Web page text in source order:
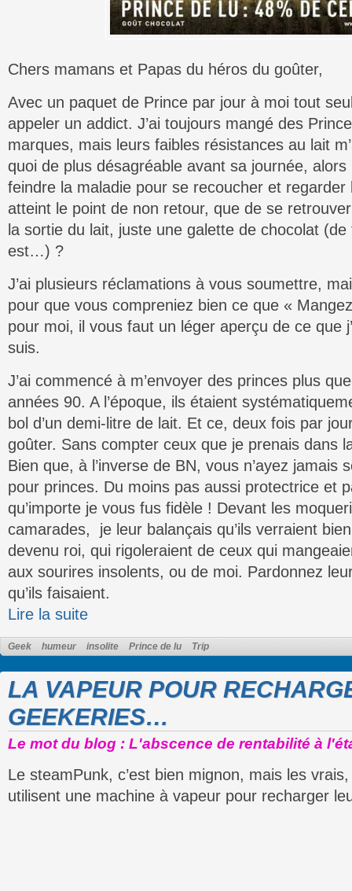
Chers mamans et Papas du héros du goûter,
Avec un paquet de Prince par jour à moi tout
appeler un addict. J’ai toujours mangé des
marques, mais leurs faibles résistances au lait
quoi de plus désagréable avant sa journée, alors
feindre la maladie pour se recoucher et regarder
atteint le point de non retour, que de se
la sortie du lait, juste une galette de chocolat
est…) ?
J’ai plusieurs réclamations à vous soumettre,
pour que vous compreniez bien ce que «
pour moi, il vous faut un léger aperçu de ce que
suis.
J’ai commencé à m’envoyer des princes plus
années 90. A l’époque, ils étaient
bol d’un demi-litre de lait. Et ce, deux fois par
goûter. Sans compter ceux que je prenais dans
Bien que, à l’inverse de BN, vous n’ayez jamais
pour princes. Du moins pas aussi protectrice et
qu’importe je vous fus fidèle ! Devant les
camarades, je leur balançais qu’ils verraient
devenu roi, qui rigoleraient de ceux qui
aux sourires insolents, ou de moi. Pardonnez
qu’ils faisaient.
Lire la suite
Geek humeur insolite Prince de lu Trip
LA VAPEUR POUR
GEEKERIES…
Le mot du blog : L'abscence de rentabilité à
Le steamPunk, c’est bien mignon, mais les
utilisent une machine à vapeur pour recharger